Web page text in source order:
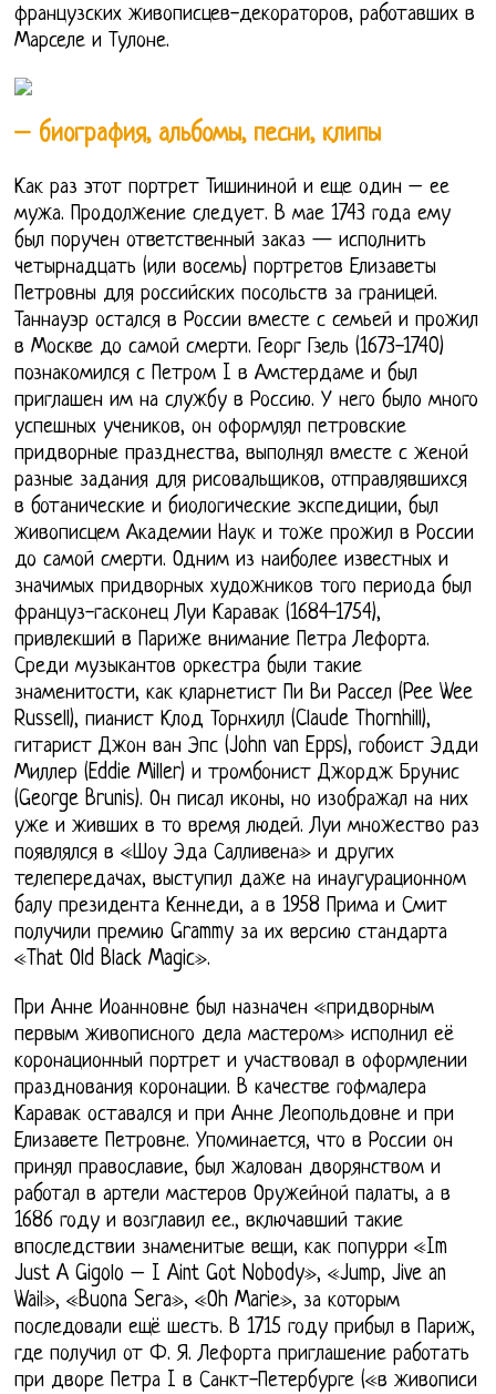
французских живописцев-декораторов, работавших в
Марселе и Тулоне.
– биография, альбомы, песни, клипы
Как раз этот портрет Тишининой и еще один – ее
мужа. Продолжение следует. В мае 1743 года ему
был поручен ответственный заказ — исполнить
четырнадцать (или восемь) портретов Елизаветы
Петровны для российских посольств за границей.
Таннауэр остался в России вместе с семьей и прожил
в Москве до самой смерти. Георг Гзель (1673-1740)
познакомился с Петром I в Амстердаме и был
приглашен им на службу в Россию. У него было много
успешных учеников, он оформлял петровские
придворные празднества, выполнял вместе с женой
разные задания для рисовальщиков, отправлявшихся
в ботанические и биологические экспедиции, был
живописцем Академии Наук и тоже прожил в России
до самой смерти. Одним из наиболее известных и
значимых придворных художников того периода был
француз-гасконец Луи Каравак (1684-1754),
привлекший в Париже внимание Петра Лефорта.
Среди музыкантов оркестра были такие
знаменитости, как кларнетист Пи Ви Рассел (Pee Wee
Russell), пианист Клод Торнхилл (Claude Thornhill),
гитарист Джон ван Эпс (John van Epps), гобоист Эдди
Миллер (Eddie Miller) и тромбонист Джордж Брунис
(George Brunis). Он писал иконы, но изображал на них
уже и живших в то время людей. Луи множество раз
появлялся в «Шоу Эда Салливена» и других
телепередачах, выступил даже на инаугурационном
балу президента Кеннеди, а в 1958 Прима и Смит
получили премию Grammy за их версию стандарта
«That Old Black Magic».
При Анне Иоанновне был назначен «придворным
первым живописного дела мастером» исполнил её
коронационный портрет и участвовал в оформлении
празднования коронации. В качестве гофмалера
Каравак оставался и при Анне Леопольдовне и при
Елизавете Петровне. Упоминается, что в России он
принял православие, был жалован дворянством и
работал в артели мастеров Оружейной палаты, а в
1686 году и возглавил ее., включавший такие
впоследствии знаменитые вещи, как попурри «Im
Just A Gigolo – I Aint Got Nobody», «Jump, Jive an
Wail», «Buona Sera», «Oh Marie», за которым
последовали ещё шесть. В 1715 году прибыл в Париж,
где получил от Ф. Я. Лефорта приглашение работать
при дворе Петра I в Санкт-Петербурге («в живописи